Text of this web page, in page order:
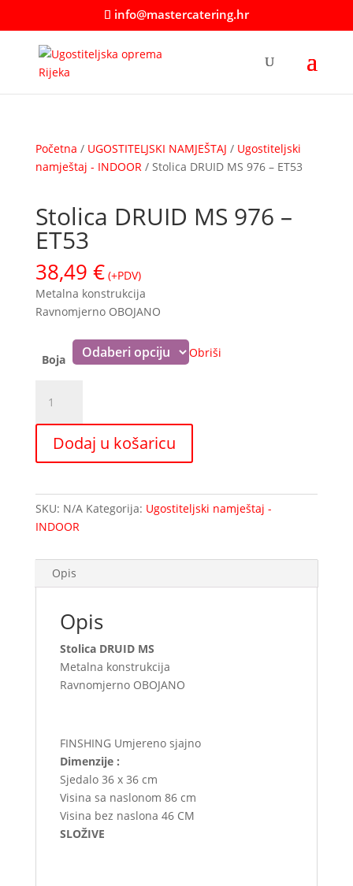
info@mastercatering.hr
Početna / UGOSTITELJSKI NAMJEŠTAJ / Ugostiteljski
namještaj - INDOOR / Stolica DRUID MS 976 – ET53
Stolica DRUID MS 976 –
ET53
38,49 € (+PDV)
Metalna konstrukcija
Ravnomjerno OBOJANO
Boja Obriši
DRUID
MS
-
količina
Dodaj u košaricu
SKU: N/A Kategorija: Ugostiteljski namještaj -
INDOOR
Opis
Opis
Stolica DRUID MS
Metalna konstrukcija
Ravnomjerno OBOJANO
FINSHING Umjereno sjajno
Dimenzije :
Sjedalo 36 x 36 cm
Visina sa naslonom 86 cm
Visina bez naslona 46 CM
SLOŽIVE